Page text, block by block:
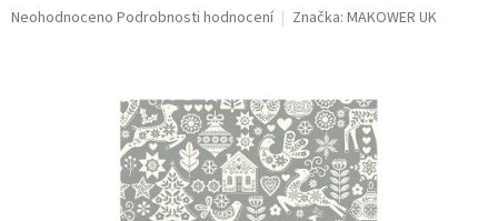
Průměrné
Neohodnoceno Podrobnosti hodnocení Značka: MAKOWER UK